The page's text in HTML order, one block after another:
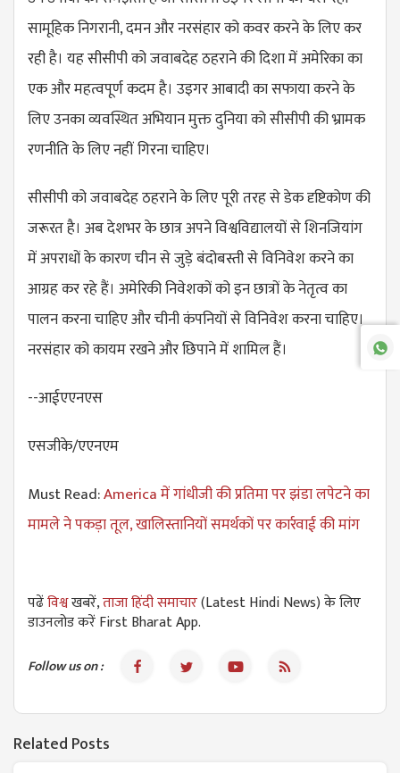
सामूहिक निगरानी, दमन और नरसंहार को कवर करने के लिए कर
रही है। यह सीसीपी को जवाबदेह ठहराने की दिशा में अमेरिका का
एक और महत्वपूर्ण कदम है। उइगर आबादी का सफाया करने के
लिए उनका व्यवस्थित अभियान मुक्त दुनिया को सीसीपी की भ्रामक
रणनीति के लिए नहीं गिरना चाहिए।
सीसीपी को जवाबदेह ठहराने के लिए पूरी तरह से डेक दृष्टिकोण की
जरूरत है। अब देशभर के छात्र अपने विश्वविद्यालयों से शिनजियांग
में अपराधों के कारण चीन से जुड़े बंदोबस्ती से विनिवेश करने का
आग्रह कर रहे हैं। अमेरिकी निवेशकों को इन छात्रों के नेतृत्व का
पालन करना चाहिए और चीनी कंपनियों से विनिवेश करना चाहिए।
नरसंहार को कायम रखने और छिपाने में शामिल हैं।
--आईएएनएस
एसजीके/एएनएम
Must Read:America में गांधीजी की प्रतिमा पर झंडा लपेटने का
मामले ने पकड़ा तूल, खालिस्तानियों समर्थकों पर कार्रवाई की मांग
पढेंविश्वखबरें,ताजा हिंदी समाचार(Latest Hindi News) के लिए
डाउनलोड करें First Bharat App.
Follow us on :
Related Posts